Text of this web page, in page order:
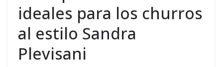
ideales para los churros
al estilo Sandra
Plevisani